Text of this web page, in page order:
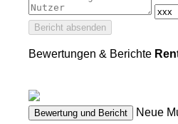
Bericht absenden
Bewertungen & Berichte
Bewertung und Bericht Neue